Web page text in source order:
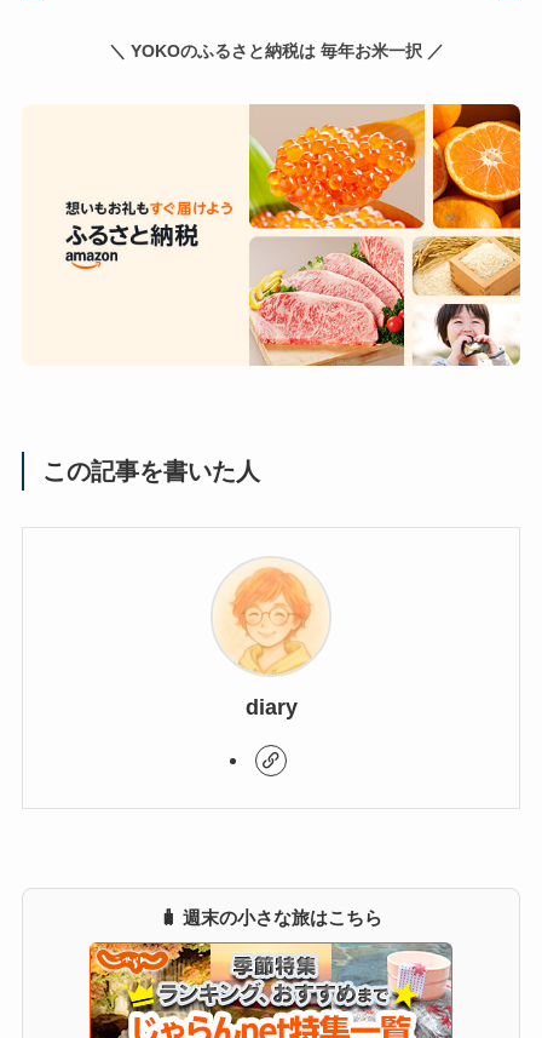
＼ YOKOのふるさと納税は 毎年お米一択 ／
この記事を書いた人
diary
🧳 週末の小さな旅はこちら